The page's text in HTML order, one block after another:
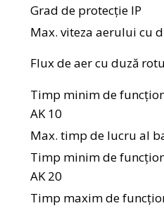
Grad de protecție IP
Max. viteza aerului cu
Flux de aer cu duză
Timp minim de
AK 10
Max. timp de lucru al
Timp minim de
AK 20
Timp maxim de